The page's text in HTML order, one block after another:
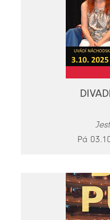
Pá